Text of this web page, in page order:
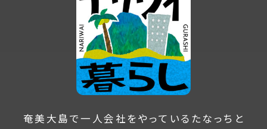
奄美大島で一人会社をやっているたなっちと